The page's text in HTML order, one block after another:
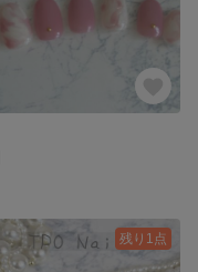
残り1点